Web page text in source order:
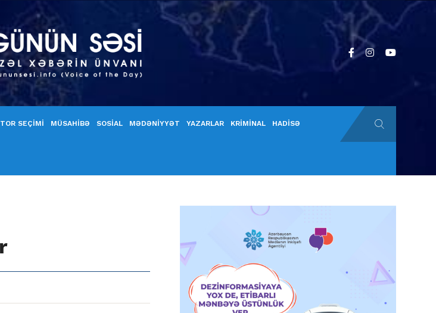
SEÇİMİ MÜSAHİBƏ SOSİAL MƏDƏNİYYƏT YAZARLAR KRİMİNAL HADİSƏ